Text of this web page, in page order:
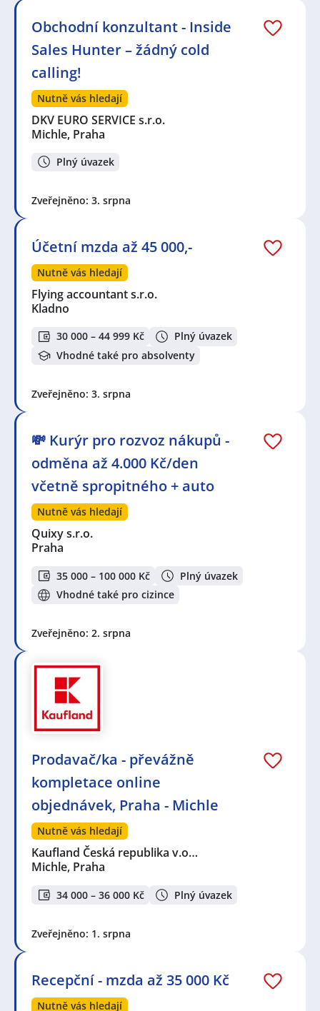
Obchodní konzultant - Inside
Sales Hunter – žádný cold
calling!
Nutně vás hledají
DKV EURO SERVICE s.r.o.
Michle, Praha
Plný úvazek
Zveřejněno: 3. srpna
Účetní mzda až 45 000,-
Nutně vás hledají
Flying accountant s.r.o.
Kladno
30 000 – 44 999 Kč
Plný úvazek
Vhodné také pro absolventy
Zveřejněno: 3. srpna
💸 Kurýr pro rozvoz nákupů -
odměna až 4.000 Kč/den
včetně spropitného + auto
Nutně vás hledají
Quixy s.r.o.
Praha
35 000 – 100 000 Kč
Plný úvazek
Vhodné také pro cizince
Zveřejněno: 2. srpna
Prodavač/ka - převážně
kompletace online
objednávek, Praha - Michle
Nutně vás hledají
Kaufland Česká republika v.o…
Michle, Praha
34 000 – 36 000 Kč Plný úvazek
Zveřejněno: 1. srpna
Recepční - mzda až 35 000 Kč
Nutně vás hledají